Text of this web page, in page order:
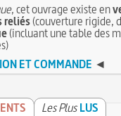
, cet ouvrage existe en
reliés(couverture rigide,
(incluant une table des
ET COMMANDE ◄
Les Plus LUS